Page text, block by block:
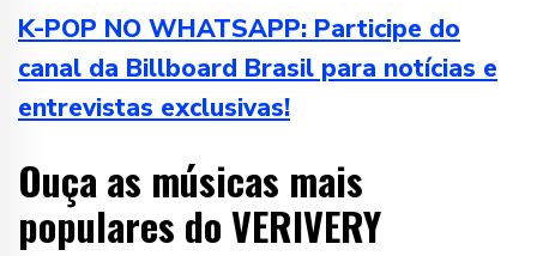
K-POP NO WHATSAPP: Participe do
canal da Billboard Brasil para notícias e
entrevistas exclusivas!
Ouça as músicas mais
populares do VERIVERY